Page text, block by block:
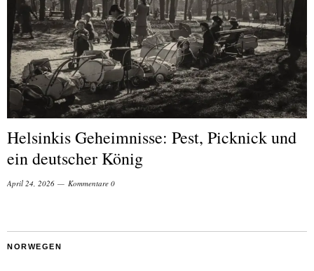
Helsinkis Geheimnisse: Pest, Picknick und
ein deutscher König
April 24, 2026 Kommentare 0
NORWEGEN